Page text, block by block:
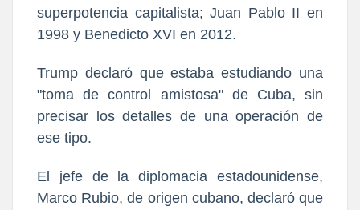
superpotencia capitalista; Juan Pablo II en
1998 y Benedicto XVI en 2012.
Trump declaró que estaba estudiando una
"toma de control amistosa" de Cuba, sin
precisar los detalles de una operación de
ese tipo.
El jefe de la diplomacia estadounidense,
Marco Rubio, de origen cubano, declaró que